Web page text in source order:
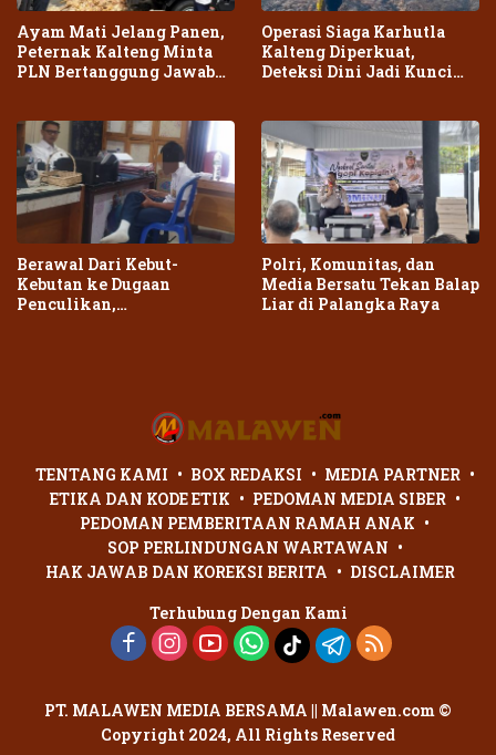
Ayam Mati Jelang Panen,
Peternak Kalteng Minta
PLN Bertanggung Jawab
Operasi Siaga Karhutla
Kalteng Diperkuat,
Deteksi Dini Jadi Kunci
Berawal Dari Kebut-
Kebutan ke Dugaan
Penculikan,
Polri, Komunitas, dan
Media Bersatu Tekan Balap
Liar di Palangka Raya
TENTANG KAMI BOX REDAKSI
MEDIA PARTNER
ETIKA DAN KODE ETIK
PEDOMAN MEDIA SIBER
PEDOMAN PEMBERITAAN RAMAH ANAK
SOP PERLINDUNGAN WARTAWAN
HAK JAWAB DAN KOREKSI BERITA
DISCLAIMER
Terhubung Dengan Kami
PT. MALAWEN MEDIA BERSAMA || Malawen.com ©
Copyright 2024, All Rights Reserved